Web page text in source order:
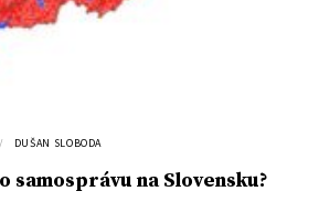
DUŠAN SLOBODA
samosprávu na Slovensku?